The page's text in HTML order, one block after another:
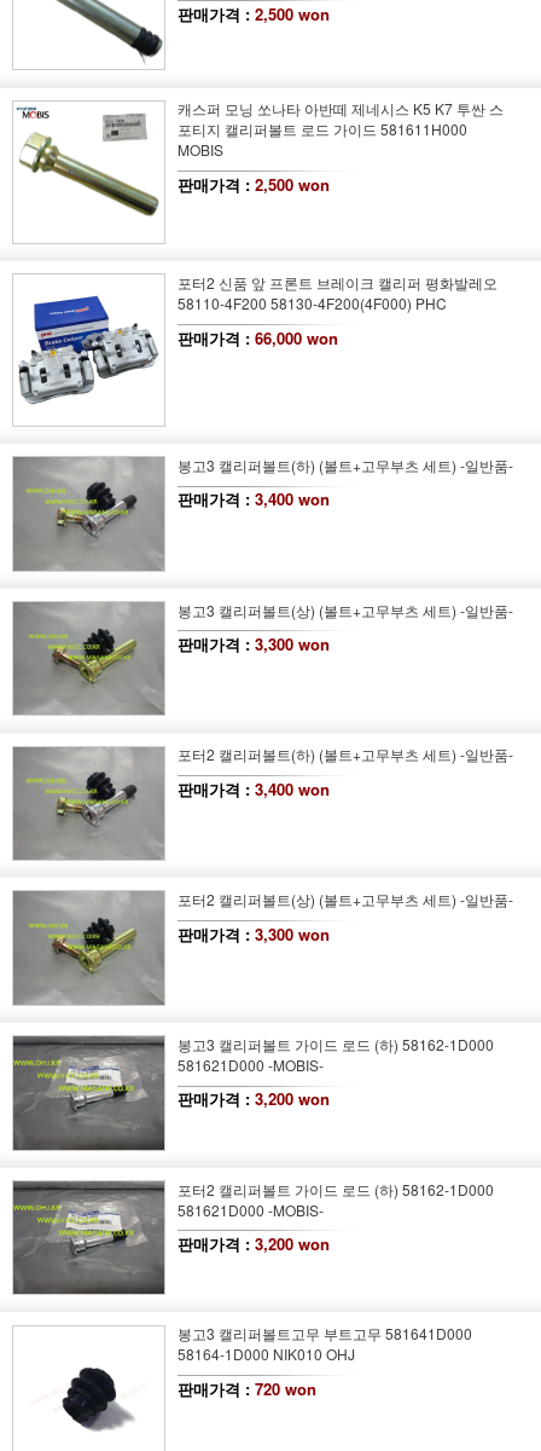
판매가격 : 2,500 won
캐스퍼 모닝 쏘나타 아반떼 제네시스 K5 K7 투싼 스
포티지 캘리퍼볼트 로드 가이드 581611H000
MOBIS
판매가격 : 2,500 won
포터2 신품 앞 프론트 브레이크 캘리퍼 평화발레오
58110-4F200 58130-4F200(4F000) PHC
판매가격 : 66,000 won
봉고3 캘리퍼볼트(하) (볼트+고무부츠 세트) -일반품-
판매가격 : 3,400 won
봉고3 캘리퍼볼트(상) (볼트+고무부츠 세트) -일반품-
판매가격 : 3,300 won
포터2 캘리퍼볼트(하) (볼트+고무부츠 세트) -일반품-
판매가격 : 3,400 won
포터2 캘리퍼볼트(상) (볼트+고무부츠 세트) -일반품-
판매가격 : 3,300 won
봉고3 캘리퍼볼트 가이드 로드 (하) 58162-1D000
581621D000 -MOBIS-
판매가격 : 3,200 won
포터2 캘리퍼볼트 가이드 로드 (하) 58162-1D000
581621D000 -MOBIS-
판매가격 : 3,200 won
봉고3 캘리퍼볼트고무 부트고무 581641D000
58164-1D000 NIK010 OHJ
판매가격 : 720 won